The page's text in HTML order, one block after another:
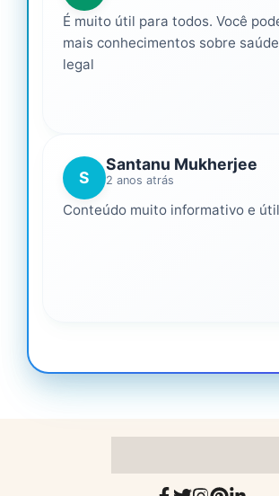
É muito útil para todos. Você
mais conhecimentos sobre
legal
S
Santanu Mukherjee
2 anos atrás
Conteúdo muito informativo e útil